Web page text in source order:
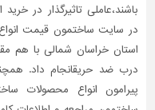
باشند،عاملی تاثیر‌گذار در
در سایت ساختمون قیمت
استان خراسان شمالی با هم
درب ضد حریقانجام داد.
پیرامون انواع محصولات